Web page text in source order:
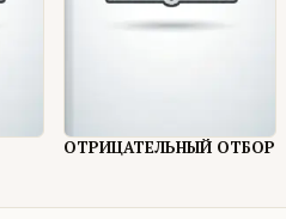
ОТРИЦАТЕЛЬНЫЙ ОТБОР